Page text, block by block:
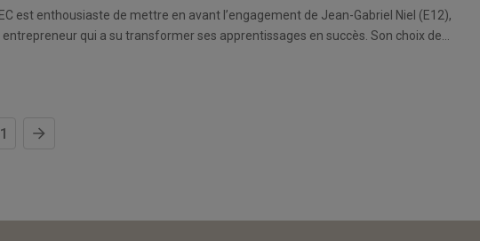
est enthousiaste de mettre en avant l’engagement de Jean-Gabriel Niel (E12),
qui a su transformer ses apprentissages en succès. Son choix de